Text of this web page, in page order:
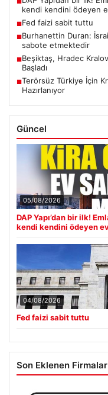
kendi kendini ödeyen
■Fed faizi sabit tuttu
■Burhanettin Duran:
sabote etmektedir
■Beşiktaş, Hradec
Başladı
■Terörsüz Türkiye İçin
Hazırlanıyor
Güncel
05/08/2026
DAP Yapı’dan bir ilk!
kendi kendini ödeyen
04/08/2026
Fed faizi sabit tuttu
Son Eklenen Firmalar